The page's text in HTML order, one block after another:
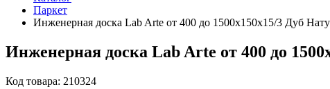
Паркет
Инженерная доска Lab Arte от 400 до 1500х150х15/3 Дуб
Инженерная доска Lab Arte от 400 до
Код товара: 210324